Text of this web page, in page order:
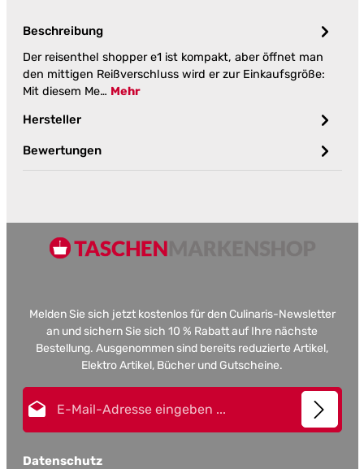
Beschreibung
Der reisenthel shopper e1 ist kompakt, aber öffnet man
den mittigen Reißverschluss wird er zur Einkaufsgröße:
Mit diesem Me… Mehr
Hersteller
Bewertungen
Melden Sie sich jetzt kostenlos für den Culinaris-Newsletter
an und sichern Sie sich 10 % Rabatt auf Ihre nächste
Bestellung. Ausgenommen sind bereits reduzierte Artikel,
Elektro Artikel, Bücher und Gutscheine.
Datenschutz